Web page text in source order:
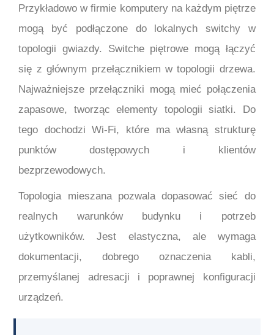
Przykładowo w firmie komputery na każdym piętrze
mogą być podłączone do lokalnych switchy w
topologii gwiazdy. Switche piętrowe mogą łączyć
się z głównym przełącznikiem w topologii drzewa.
Najważniejsze przełączniki mogą mieć połączenia
zapasowe, tworząc elementy topologii siatki. Do
tego dochodzi Wi-Fi, które ma własną strukturę
punktów dostępowych i klientów
bezprzewodowych.
Topologia mieszana pozwala dopasować sieć do
realnych warunków budynku i potrzeb
użytkowników. Jest elastyczna, ale wymaga
dokumentacji, dobrego oznaczenia kabli,
przemyślanej adresacji i poprawnej konfiguracji
urządzeń.